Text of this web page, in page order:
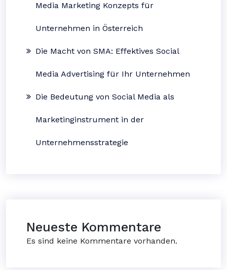
Media Marketing Konzepts für
Unternehmen in Österreich
Die Macht von SMA: Effektives Social
Media Advertising für Ihr Unternehmen
Die Bedeutung von Social Media als
Marketinginstrument in der
Unternehmensstrategie
Neueste Kommentare
Es sind keine Kommentare vorhanden.